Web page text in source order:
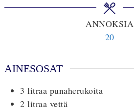
ANNOKSIA
20
AINESOSAT
3 litraa punaherukoita
2 litraa vettä